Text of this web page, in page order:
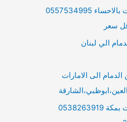
شركة تصميم شلالات بالاحساء 0557534995
سعر
الي لبنان
الى الامارات
شركة تصميم شلالات بمكة 0538263919